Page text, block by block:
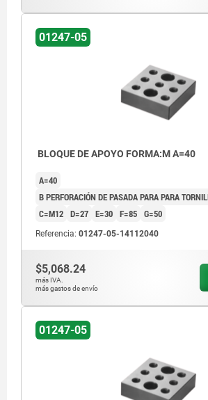
01247-05
BLOQUE DE APOYO FORMA:M A=40
A=40
B PERFORACIÓN DE PASADA PARA PARA
C=M12 D=27 E=30 F=85 G=50
Referencia: 01247-05-14112040
$5,068.24
más IVA.
más gastos de envío
01247-05